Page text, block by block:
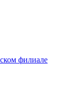
филиале